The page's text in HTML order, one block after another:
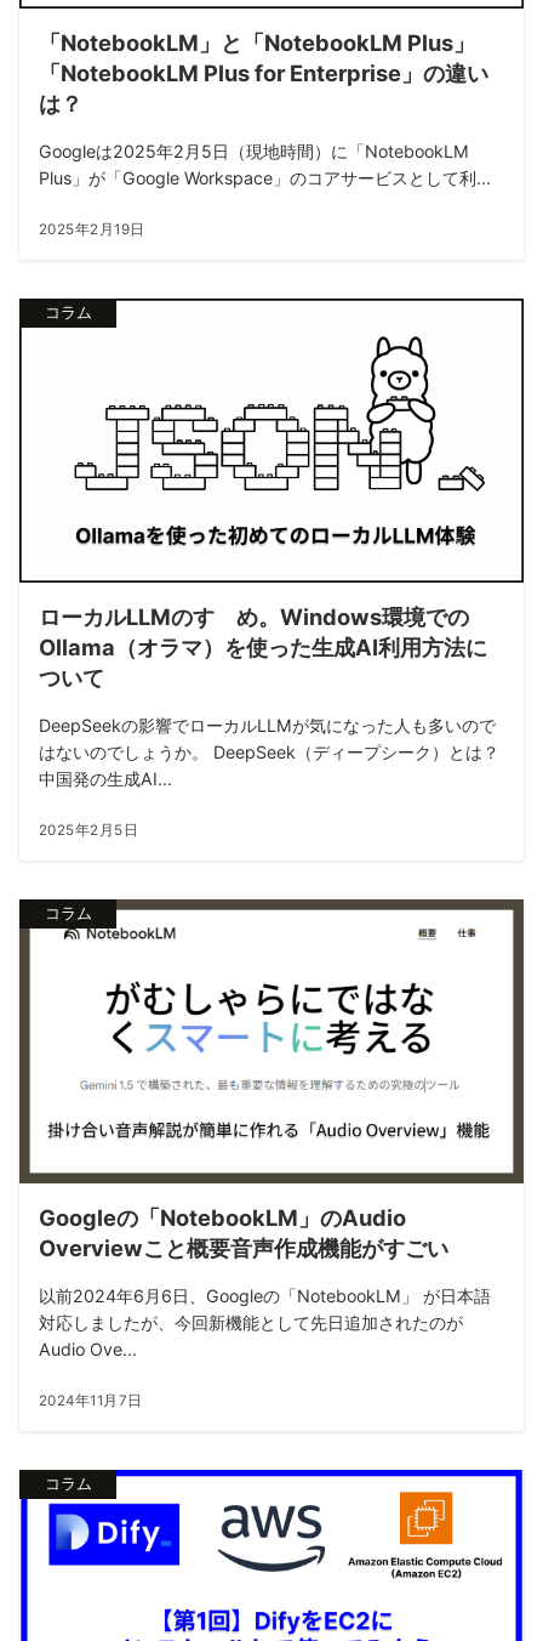
「NotebookLM」と「NotebookLM Plus」
「NotebookLM Plus for Enterprise」の違い
は？
Googleは2025年2月5日（現地時間）に「NotebookLM
Plus」が「Google Workspace」のコアサービスとして利...
2025年2月19日
コラム
ローカルLLMのすゝめ。Windows環境での
Ollama（オラマ）を使った生成AI利用方法に
ついて
DeepSeekの影響でローカルLLMが気になった人も多いので
はないのでしょうか。 DeepSeek（ディープシーク）とは？
中国発の生成AI...
2025年2月5日
コラム
Googleの「NotebookLM」のAudio
Overviewこと概要音声作成機能がすごい
以前2024年6月6日、Googleの「NotebookLM」 が日本語
対応しましたが、今回新機能として先日追加されたのが
Audio Ove...
2024年11月7日
コラム